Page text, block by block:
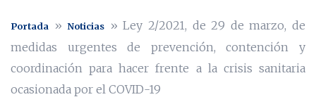
Portada »Noticias »Ley 2/2021, de 29 de marzo, de
medidas urgentes de prevención, contención y
coordinación para hacer frente a la crisis sanitaria
ocasionada por el COVID-19